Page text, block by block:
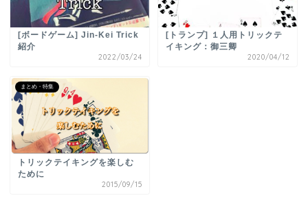
[ボードゲーム] Jin-Kei Trick
紹介
2022/03/24
[トランプ] １人用トリックテ
イキング：御三卿
2020/04/12
まとめ・特集
トリックテイキングを楽しむ
ために
2015/09/15